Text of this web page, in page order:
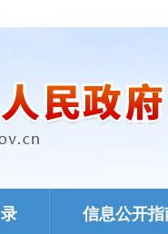
信息公开指